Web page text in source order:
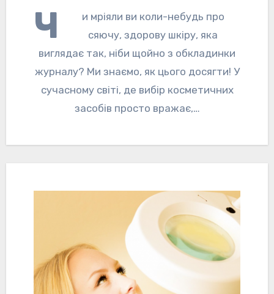
Ч
и мріяли ви коли-небудь про
сяючу, здорову шкіру, яка
виглядає так, ніби щойно з обкладинки
журналу? Ми знаємо, як цього досягти! У
сучасному світі, де вибір косметичних
засобів просто вражає,…